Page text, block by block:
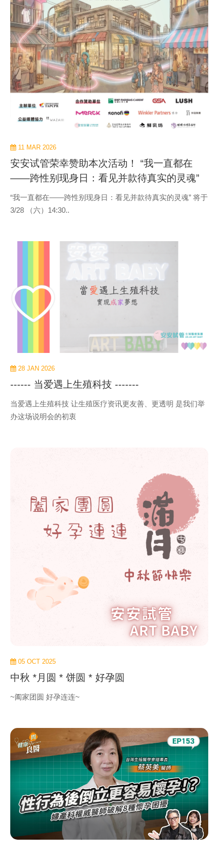
11 MAR 2026
安安试管荣幸赞助本次活动！ “我一直都在
——跨性别现身日：看见并款待真实的灵魂”
“我一直都在——跨性别现身日：看见并款待真实的灵魂” 将于
3/28 （六）14:30..
view
more
28 JAN 2026
------ 当爱遇上生殖科技 -------
当爱遇上生殖科技 让生殖医疗资讯更友善、更透明 是我们举
办这场说明会的初衷
05 OCT 2025
中秋 *月圆 * 饼圆 * 好孕圆
~阖家团圆 好孕连连~
view
more